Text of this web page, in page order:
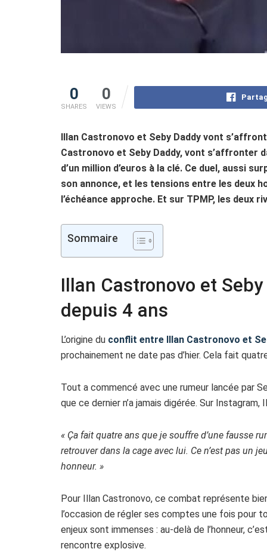
0
SHARES
0
VIEWS
Illan Castronovo et Seby Daddy vont
Castronovo et Seby Daddy, vont s’affronter
d’un million d’euros à la clé. Ce duel, aussi
son annonce, et les tensions entre les deux
l’échéance approche. Et sur TPMP, les deux
Sommaire
Illan Castronovo et
depuis 4 ans
L’origine du conflit entre Illan Castronovo et
prochainement ne date pas d’hier. Cela fait
Tout a commencé avec une rumeur lancée par
que ce dernier n’a jamais digérée. Sur
« Ça fait quatre ans que je souffre d’une fausse
retrouver dans la cage avec lui. Ce n’est pas un
honneur. »
Pour Illan Castronovo, ce combat représente
l’occasion de régler ses comptes une fois pour
enjeux sont immenses : au-delà de l’honneur,
rencontre explosive.